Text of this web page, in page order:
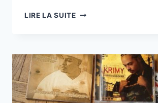
LIRE LA SUITEKÒN
JÒDI
N°42
AVEC
BOOGIE
ET